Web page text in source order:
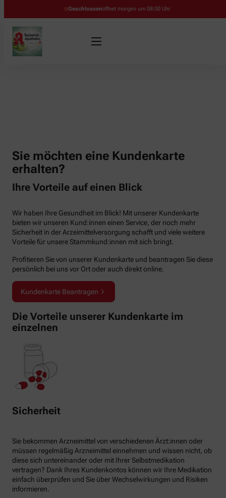
Geschlossenöffnet morgen um 08:00 Uhr
Sie möchten eine Kundenkarte
erhalten?
Ihre Vorteile auf einen Blick
Wir haben Ihre Gesundheit im Blick! Mit unserer Kundenkarte
bieten wir unseren Kund:innen einen Service, der noch mehr
Sicherheit in der Arzeimittelversorgung schafft und viele weitere
Vorteile für unsere Stammkund:innen mit sich bringt.
Profitieren Sie von unserer Kundenkarte und beantragen Sie diese
persönlich bei uns vor Ort oder auch direkt online.
Kundenkarte Beantragen
Die Vorteile unserer Kundenkarte im
einzelnen
Sicherheit
Sie bekommen Arzneimittel von verschiedenen Ärzt:innen oder
müssen regelmäßig Arzneimittel einnehmen und wissen nicht, ob
diese sich untereinander oder mit Ihrer Selbstmedikation
vertragen? Dank Ihres Kundenkontos können wir Ihre Medikation
einfach überprüfen und Sie über Wechselwirkungen und Risiken
informieren.